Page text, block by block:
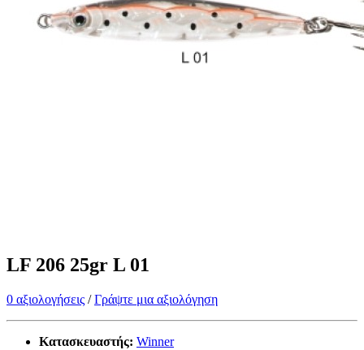
LF 206 25gr L 01
0 αξιολογήσεις /Γράψτε μια αξιολόγηση
Κατασκευαστής: Winner